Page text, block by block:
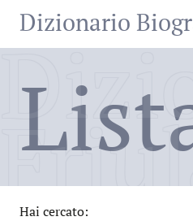
Dizionario
Hai cercato: